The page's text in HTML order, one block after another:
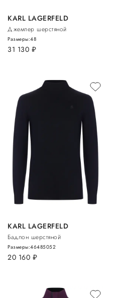
KARL LAGERFELD
Джемпер шерстяной
31 130 руб.
Размеры:48
KARL LAGERFELD
Бадлон шерстяной
20 160 руб.
Размеры:46485052